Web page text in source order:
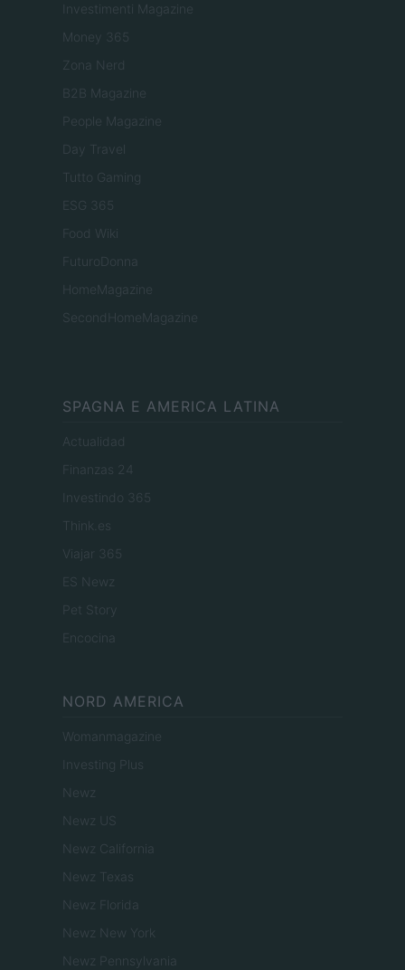
Investimenti Magazine
Money 365
Zona Nerd
B2B Magazine
People Magazine
Day Travel
Tutto Gaming
ESG 365
Food Wiki
FuturoDonna
HomeMagazine
SecondHomeMagazine
SPAGNA E AMERICA LATINA
Actualidad
Finanzas 24
Investindo 365
Think.es
Viajar 365
ES Newz
Pet Story
Encocina
NORD AMERICA
Womanmagazine
Investing Plus
Newz
Newz US
Newz California
Newz Texas
Newz Florida
Newz New York
Newz Pennsylvania